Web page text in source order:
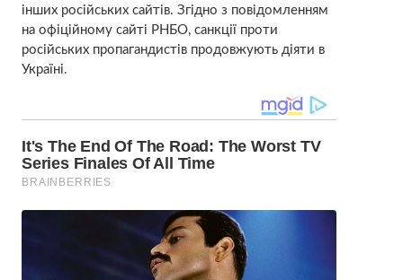
інших російських сайтів. Згідно з повідомленням
на офіційному сайті РНБО, санкції проти
російських пропагандистів продовжують діяти в
Україні.